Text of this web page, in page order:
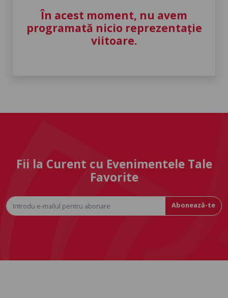
În acest moment, nu avem
programată nicio reprezentație
viitoare.
Fii la Curent cu Evenimentele Tale
Favorite
Abonează-te